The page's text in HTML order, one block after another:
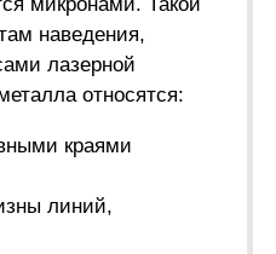
наведения,
лазерной
относятся:
краями
линий,